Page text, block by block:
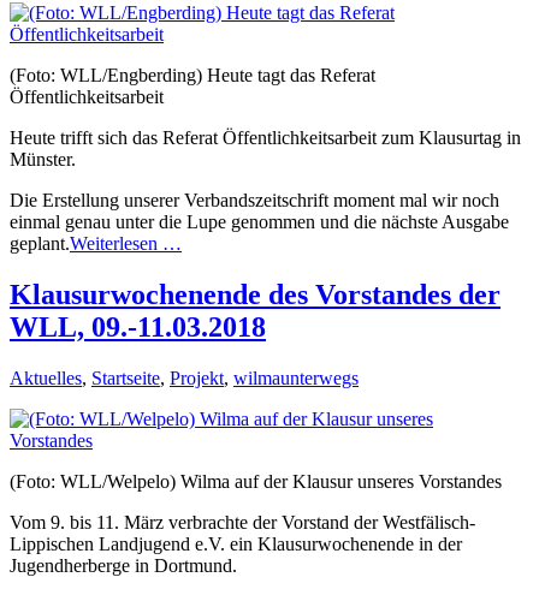
(Foto: WLL/Engberding) Heute tagt das Referat
Öffentlichkeitsarbeit
Heute trifft sich das Referat Öffentlichkeitsarbeit zum Klausurtag in
Münster.
Die Erstellung unserer Verbandszeitschrift moment mal wir noch
einmal genau unter die Lupe genommen und die nächste Ausgabe
geplant.Weiterlesen …
Klausurwochenende des Vorstandes der
WLL, 09.-11.03.2018
Aktuelles, Startseite, Projekt, wilmaunterwegs
(Foto: WLL/Welpelo) Wilma auf der Klausur unseres Vorstandes
Vom 9. bis 11. März verbrachte der Vorstand der Westfälisch-
Lippischen Landjugend e.V. ein Klausurwochenende in der
Jugendherberge in Dortmund.